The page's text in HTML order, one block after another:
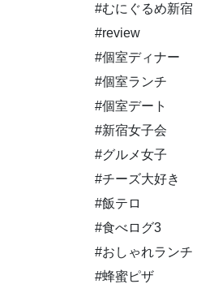
#むにぐるめ新宿
#review
#個室ディナー
#個室ランチ
#個室デート
#新宿女子会
#グルメ女子
#チーズ大好き
#飯テロ
#食べログ3
#おしゃれランチ
#蜂蜜ピザ